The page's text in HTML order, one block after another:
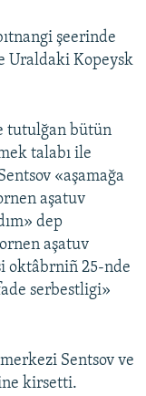
şeerinde
Uraldaki Kopeysk
tutulğan bütün
talabı ile
«aşamağa
aşatuv
dep
aşatuv
oktâbrniñ 25-nde
serbestligi»
Sentsov ve
kirsetti.